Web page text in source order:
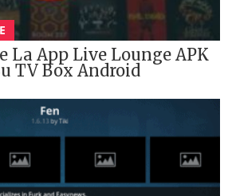
La App Live Lounge APK
TV Box Android